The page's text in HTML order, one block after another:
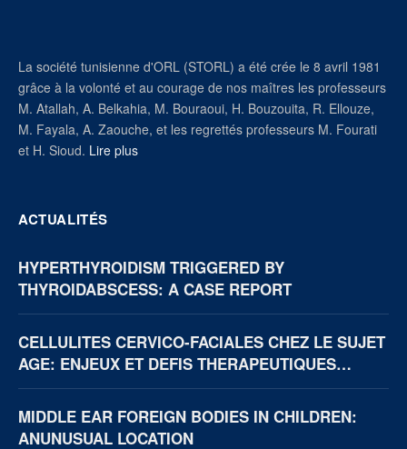
La société tunisienne d'ORL (STORL) a été crée le 8 avril 1981
grâce à la volonté et au courage de nos maîtres les professeurs
M. Atallah, A. Belkahia, M. Bouraoui, H. Bouzouita, R. Ellouze,
M. Fayala, A. Zaouche, et les regrettés professeurs M. Fourati
et H. Sioud. Lire plus
ACTUALITÉS
HYPERTHYROIDISM TRIGGERED BY
THYROIDABSCESS: A CASE REPORT
CELLULITES CERVICO-FACIALES CHEZ LE SUJET
AGE: ENJEUX ET DEFIS THERAPEUTIQUES
(BOUAKE, CÔTE D’IVOIRE)
MIDDLE EAR FOREIGN BODIES IN CHILDREN:
ANUNUSUAL LOCATION